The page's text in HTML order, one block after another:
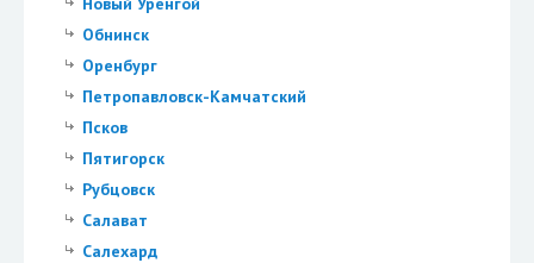
Обнинск
Оренбург
Петропавловск-Камчатский
Псков
Пятигорск
Рубцовск
Салават
Салехард